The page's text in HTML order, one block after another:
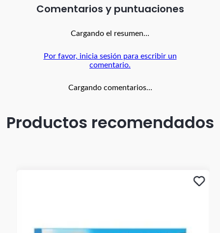
Comentarios
Cargando el resumen…
Por favor, inicia sesión para escribir un
comentario.
Cargando comentarios…
Productos recomendados